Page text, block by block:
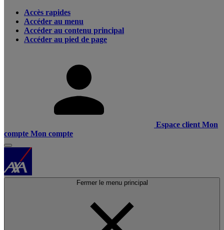
Accès rapides
Accéder au menu
Accéder au contenu principal
Accéder au pied de page
Espace client Mon
compte Mon compte
Fermer le menu principal